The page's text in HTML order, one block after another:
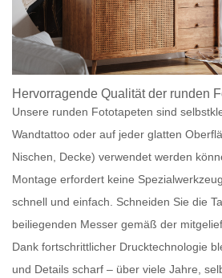
Hervorragende Qualität der runden
Unsere runden Fototapeten sind
Wandtattoo oder auf jeder glatten
Nischen, Decke) verwendet werden
Montage erfordert keine
schnell und einfach . Schneiden Sie die
beiliegenden Messer gemäß der
Dank fortschrittlicher Drucktechnologie
und Details scharf – über viele Jahre,